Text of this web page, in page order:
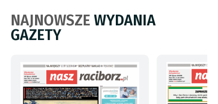
NAJNOWSZEWYDANIA
GAZETY